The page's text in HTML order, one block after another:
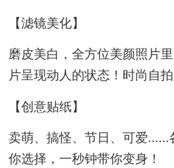
【滤镜美化】
磨皮美白，全方位美颜照片
片呈现动人的状态！时尚自拍
【创意贴纸】
卖萌、搞怪、节日、可爱
你选择，一秒钟带你变身！